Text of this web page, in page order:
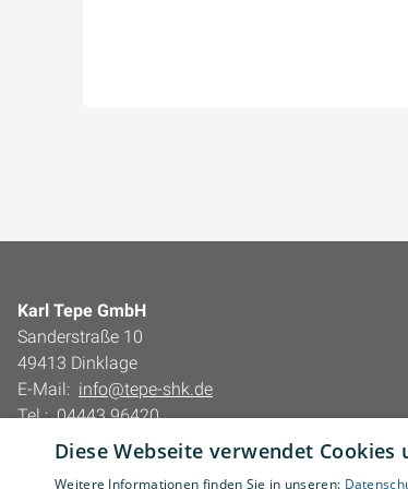
Karl Tepe GmbH
Sanderstraße 10
49413 Dinklage
E-Mail: info@tepe-shk.de
Tel.: 04443 96420
Impressum
Diese Webseite verwendet
Weitere Informationen finden Sie in unseren: